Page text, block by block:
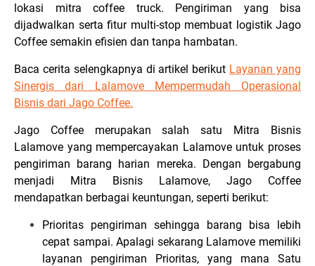
lokasi mitra coffee truck. Pengiriman yang bisa
dijadwalkan serta fitur multi-stop membuat logistik Jago
Coffee semakin efisien dan tanpa hambatan.
Baca cerita selengkapnya di artikel berikut Layanan yang
Sinergis dari Lalamove Mempermudah Operasional
Bisnis dari Jago Coffee.
Jago Coffee merupakan salah satu Mitra Bisnis
Lalamove yang mempercayakan Lalamove untuk proses
pengiriman barang harian mereka. Dengan bergabung
menjadi Mitra Bisnis Lalamove, Jago Coffee
mendapatkan berbagai keuntungan, seperti berikut:
Prioritas pengiriman sehingga barang bisa lebih
cepat sampai. Apalagi sekarang Lalamove memiliki
layanan pengiriman Prioritas, yang mana Satu